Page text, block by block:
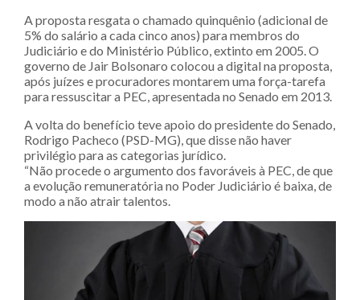
A proposta resgata o chamado quinquênio (adicional de
5% do salário a cada cinco anos) para membros do
Judiciário e do Ministério Público, extinto em 2005. O
governo de Jair Bolsonaro colocou a digital na proposta,
após juízes e procuradores montarem uma força-tarefa
para ressuscitar a PEC, apresentada no Senado em 2013.
A volta do benefício teve apoio do presidente do Senado,
Rodrigo Pacheco (PSD-MG), que disse não haver
privilégio para as categorias jurídico.
“Não procede o argumento dos favoráveis à PEC, de que
a evolução remuneratória no Poder Judiciário é baixa, de
modo a não atrair talentos.